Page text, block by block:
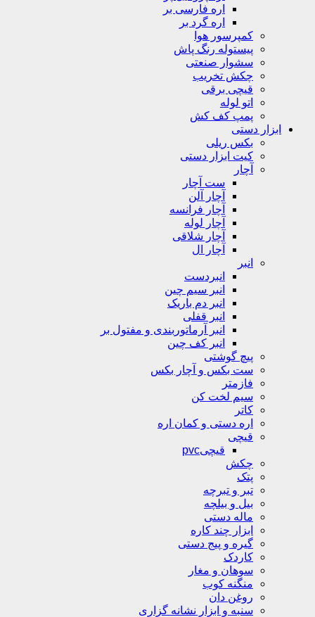
اره فارسی بر
اره گرد بر
کمپرسور هوا
پیستوله رنگ پاش
سشوار صنعتی
چکش تخریب
قیچی برقی
اتو لوله
پمپ کف کش
ابزار دستی
بکس ریلی
کیت ابزار دستی
آچار
ست آچار
آچار آلن
آچار فرانسه
آچار لوله
آچار شلاقی
آچار ال
انبر
انبردست
انبر سیم چین
انبر دم باریک
انبر قفلی
انبر آرماتوربندی و مفتول بر
انبر کف چین
پیچ گوشتی
ست بکس و آچار بکس
فازمتر
سیم لخت کن
کاتر
اره دستی و کمان اره
قیچی
قیچیpvc
چکش
پتک
تبر و تبرچه
بیل و بیلچه
ماله دستی
ابزار چند کاره
گیره و پیج دستی
کاردک
سوهان و مغار
منگنه کوب
روغن دان
سنبه و ابزار نشانه گزاری